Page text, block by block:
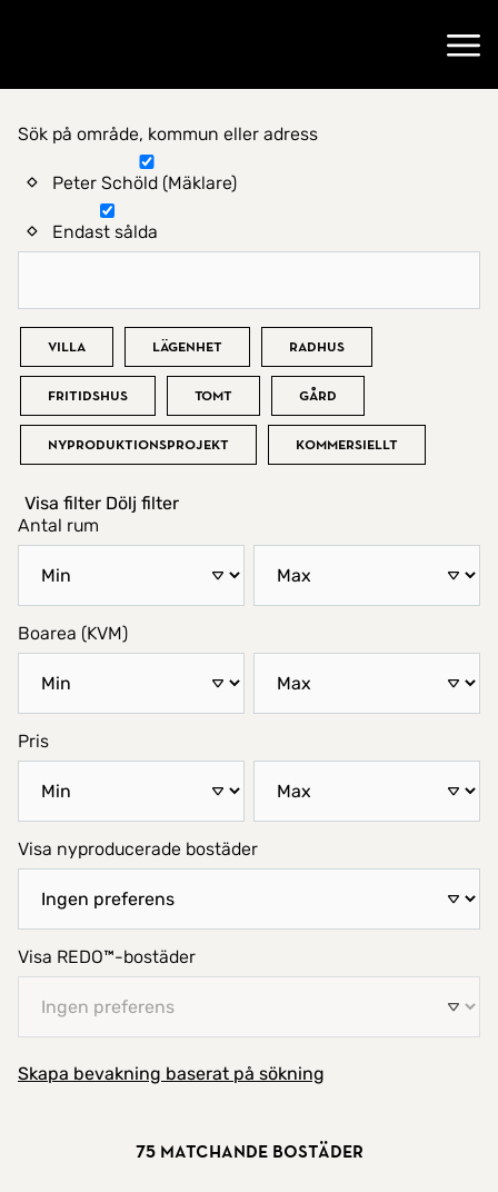
Hitta hem
Sök på område, kommun eller adress
Peter Schöld (Mäklare)
Endast sålda
Bostadstyp
Villa Lägenhet Radhus
Fritidshus Tomt Gård
Nyproduktionsprojekt Kommersiellt
Visa filter Dölj filter
Antal rum
Boarea (KVM)
Pris
Visa nyproducerade bostäder
Visa REDO™-bostäder
Skapa bevakning baserat på sökning
75 matchande bostäder